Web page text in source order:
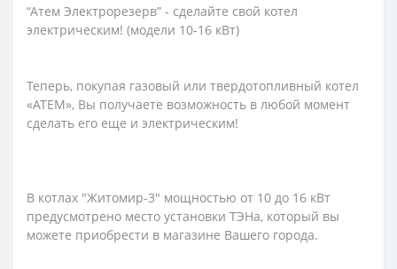
“Атем Электрорезерв” - сделайте свой котел
электрическим! (модели 10-16 кВт)
Теперь, покупая газовый или твердотопливный котел
«АТЕМ», Вы получаете возможность в любой момент
сделать его еще и электрическим!
В котлах "Житомир-3" мощностью от 10 до 16 кВт
предусмотрено место установки ТЭНа, который вы
можете приобрести в магазине Вашего города.